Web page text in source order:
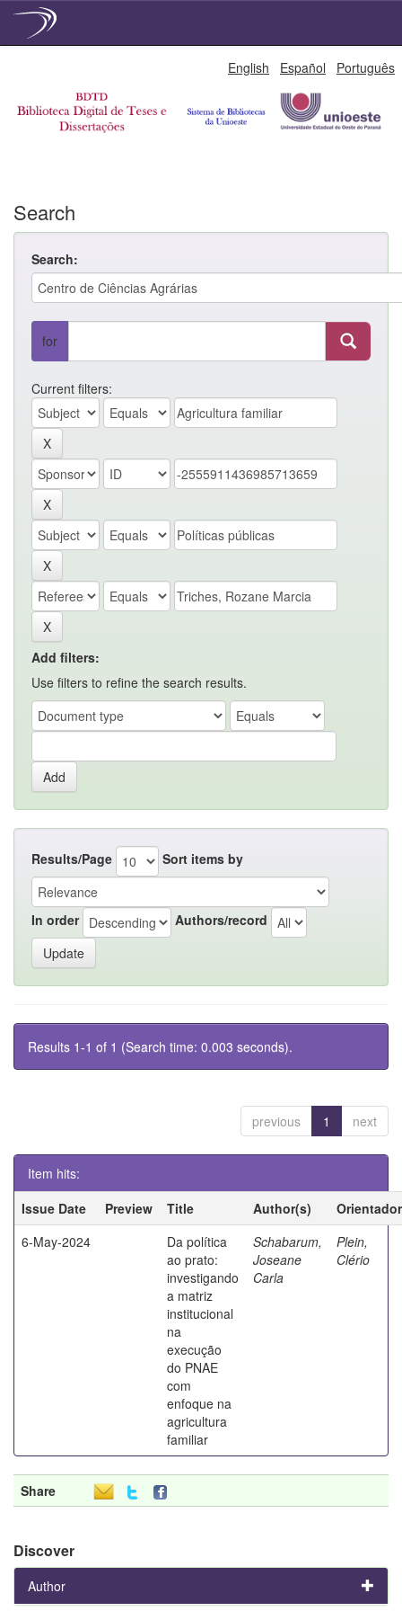
English Español Português
Search
Search:
for
Current filters:
Add filters:
Use filters to refine the search results.
Results/Page Sort items by
In order Authors/record
Results 1-1 of 1 (Search time: 0.003 seconds).
previous 1 next
Item hits:
Issue Date
Preview Title Author(s)
Orientador
6-May-2024
Da política
ao prato:
investigando
a matriz
institucional
na
execução
do PNAE
com
enfoque na
agricultura
familiar
Schabarum,
Joseane
Carla
Plein,
Clério
Share
Discover
Author